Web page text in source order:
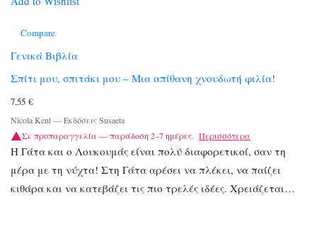
Compare
Γενικά Βιβλία
Σπίτι μου, σπιτάκι μου – Μια απίθανη χνουδωτή φιλία!
7,55 €
Nicola Kent—Εκδόσεις Susaeta
Σε προπαραγγελία — παράδοση 2–7 ημέρες. Περισσότερα
Η Γάτα και ο Λουκουμάς είναι πολύ διαφορετικοί, σαν τη
μέρα με τη νύχτα! Στη Γάτα αρέσει να πλέκει, να παίζει
κιθάρα και να κατεβάζει τις πιο τρελές ιδέες. Χρειάζεται…